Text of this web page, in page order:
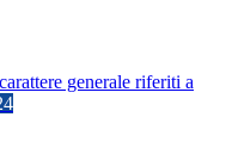
generale riferiti a